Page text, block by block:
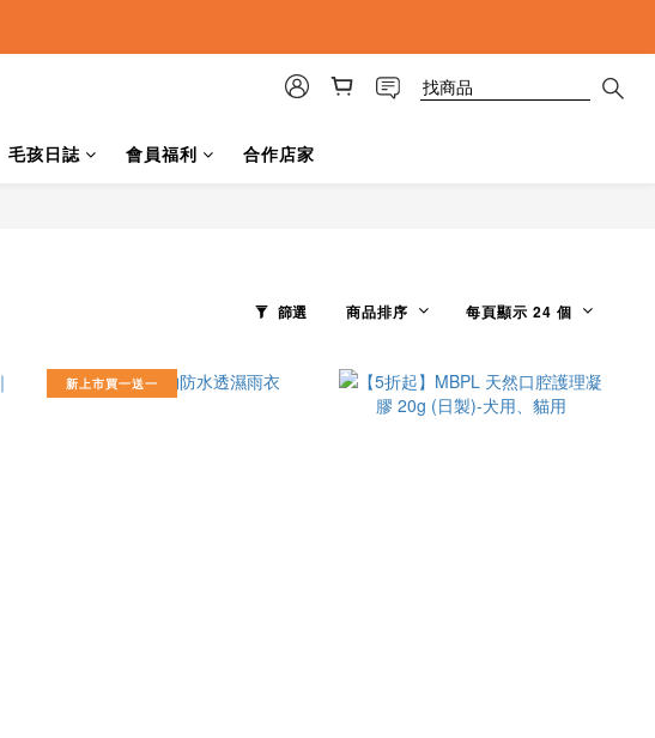
毛孩日誌 會員福利 合作店家
篩選 商品排序 每頁顯示 24 個
新上市買一送一